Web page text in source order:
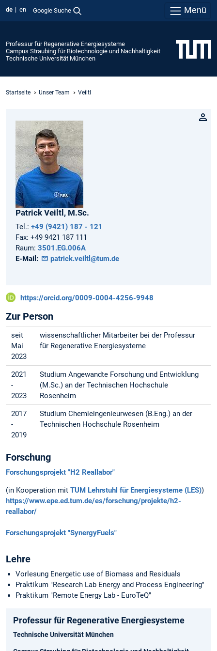
de en Google Suche Menü
Professur für Regenerative Energiesysteme
Campus Straubing für Biotechnologie und Nachhaltigkeit
Technische Universität München
Startseite Unser Team Veiltl
Patrick Veiltl, M.Sc.
Tel.: +49 (9421) 187 - 121
Fax: +49 9421 187 111
Raum: 3501.EG.006A
E-Mail:
patrick.veiltl@tum.de
https://orcid.org/0009-0004-4256-9948
Zur Person
seit
Mai
2023
wissenschaftlicher Mitarbeiter bei der Professur
für Regenerative Energiesysteme
2021
-
2023
Studium Angewandte Forschung und Entwicklung
(M.Sc.) an der Technischen Hochschule
Rosenheim
2017
-
2019
Studium Chemieingenieurwesen (B.Eng.) an der
Technischen Hochschule Rosenheim
Forschung
Forschungsprojekt "H2 Reallabor"
(in Kooperation mit TUM Lehrstuhl für Energiesysteme (LES))
https://www.epe.ed.tum.de/es/forschung/projekte/h2-
reallabor/
Forschungsprojekt "SynergyFuels"
Lehre
Vorlesung Energetic use of Biomass and Residuals
Praktikum "Research Lab Energy and Process Engineering"
Praktikum "Remote Energy Lab - EuroTeQ"
Professur für Regenerative Energiesysteme
Technische Universität München